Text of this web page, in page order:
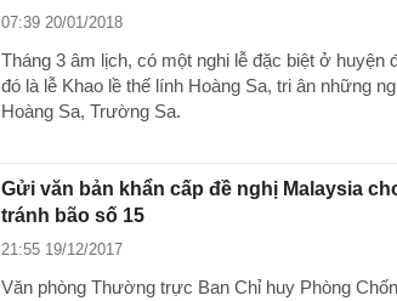
07:39 20/01/2018
Tháng 3 âm lịch, có một nghi lễ đặc biệt ở huyện
đó là lễ Khao lề thế lính Hoàng Sa, tri ân những
Hoàng Sa, Trường Sa.
Gửi văn bản khẩn cấp đề nghị Malaysia
tránh bão số 15
21:55 19/12/2017
Văn phòng Thường trực Ban Chỉ huy Phòng